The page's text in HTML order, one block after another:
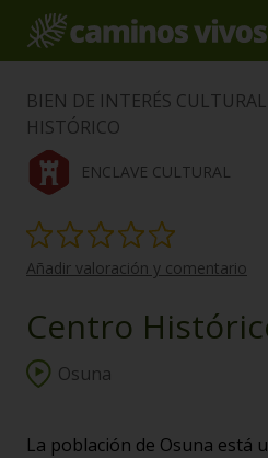
BIEN DE INTERÉS
HISTÓRICO
ENCLAVE CULTURAL
Añadir valoración y comentario
Centro
Osuna
La población de Osuna está